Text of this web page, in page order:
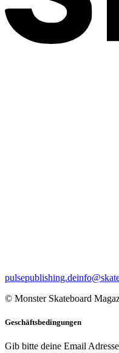
pulsepublishing.de
© Monster Skateboard
Geschäftsbedingungen
Gib bitte deine Email